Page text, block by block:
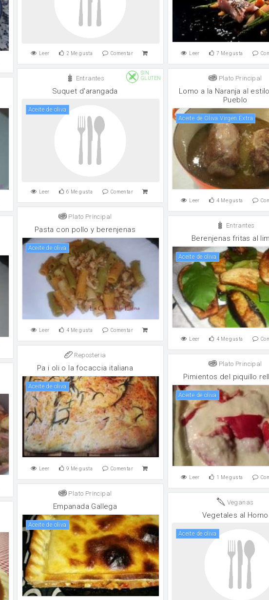
Leer 2 Me gusta Comentar Leer 7 Me gusta
Entrantes
SIN
GLUTEN
Suquet d'arangada
aceite de oliva
Leer 6 Me gusta Comentar
Plato Principal
Lomo a la Naranja al
Pueblo
Aceite de Oliva Virgen Extra
Leer 4 Me gusta
Plato Principal
Pasta con pollo y berenjenas
aceite de oliva
Leer 4 Me gusta Comentar
Entrantes
Berenjenas fritas al
aceite de oliva
Leer 4 Me gusta
Reposteria
Pa i oli o la focaccia italiana
aceite de oliva
Leer 9 Me gusta Comentar
Plato Principal
Pimientos del piquillo
aceite de oliva
Leer 1 Me gusta
Plato Principal
Empanada Gallega
aceite de oliva
Veganas
Vegetales al Horno
aceite de oliva